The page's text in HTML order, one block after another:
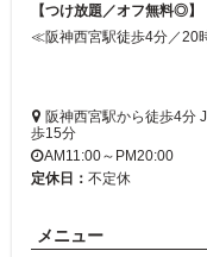
【つけ放題／オフ無料◎】
阪神西宮駅から徒歩4分
歩15分
AM11:00～PM20:00
定休日： 不定休
メニュー